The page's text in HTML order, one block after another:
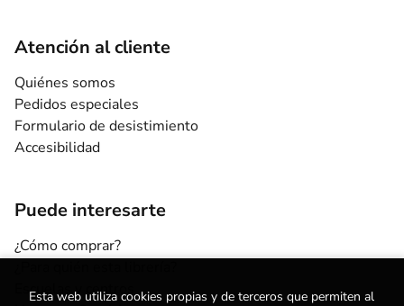
Atención al cliente
Quiénes somos
Pedidos especiales
Formulario de desistimiento
Accesibilidad
Puede interesarte
¿Cómo comprar?
Escuelas y centros
Esta web utiliza cookies propias y de terceros que permiten al